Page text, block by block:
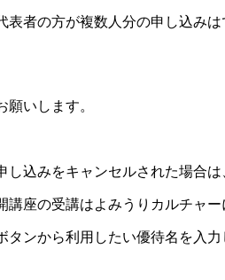
者の方が複数人分の申し込み
いします。
込みをキャンセルされた場合は
座の受講はよみうりカルチャー
ンから利用したい優待名を入力